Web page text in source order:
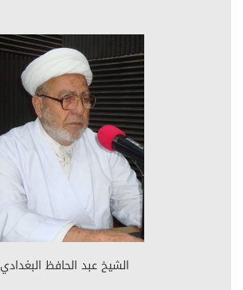
الشيخ عبد الحافظ البغدادي